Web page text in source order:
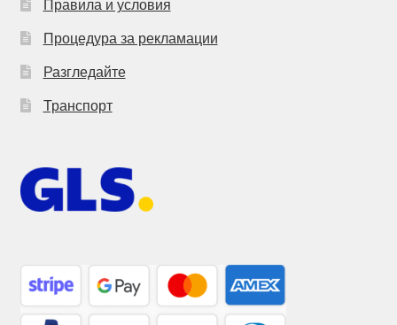
Правила и условия
Процедура за рекламации
Разгледайте
Транспорт